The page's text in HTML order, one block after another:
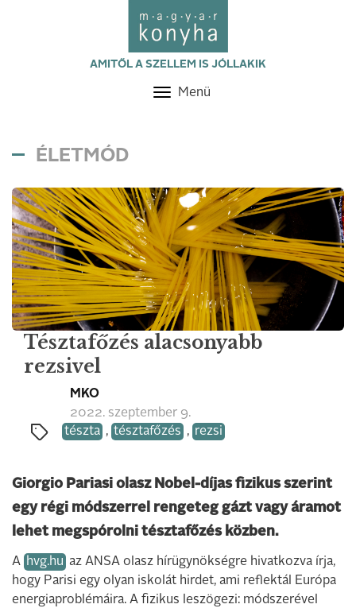
AMITŐL A SZELLEM IS JÓLLAKIK
Toggle
Menü
ÉLETMÓD
Tésztafőzés alacsonyabb
rezsivel
MKO
2022. szeptember 9.
tészta , tésztafőzés , rezsi
Giorgio Pariasi olasz Nobel-díjas fizikus szerint
egy régi módszerrel rengeteg gázt vagy áramot
lehet megspórolni tésztafőzés közben.
A hvg.hu az ANSA olasz hírügynökségre hivatkozva írja,
hogy Parisi egy olyan iskolát hirdet, ami reflektál Európa
energiaproblémáira. A fizikus leszögezi: módszerével